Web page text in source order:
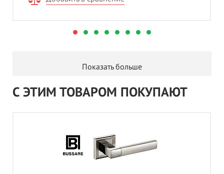
Показать больше
С ЭТИМ ТОВАРОМ ПОКУПАЮТ